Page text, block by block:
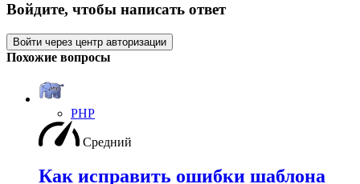
Войдите, чтобы написать ответ
Войти через центр авторизации
Похожие вопросы
PHP
Средний
Как исправить ошибки шаблона